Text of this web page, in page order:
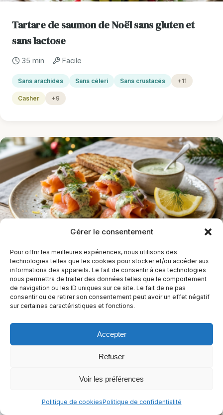
Gérer le consentement
Pour offrir les meilleures expériences, nous utilisons des
technologies telles que les cookies pour stocker et/ou accéder aux
informations des appareils. Le fait de consentir à ces technologies
nous permettra de traiter des données telles que le comportement
de navigation ou les ID uniques sur ce site. Le fait de ne pas
consentir ou de retirer son consentement peut avoir un effet négatif
sur certaines caractéristiques et fonctions.
Accepter
Refuser
Voir les préférences
Politique de cookiesPolitique de confidentialité
Tartare de saumon de Noël sans gluten et
sans lactose
35 min Facile
Sans arachides Sans céleri Sans crustacés +11
Casher +9
Saumon fumé de Noël sans gluten, sauce à
l’aneth et citron
15 min Facile
Sans arachides Sans céleri Sans crustacés
Diabétique-friendly +4